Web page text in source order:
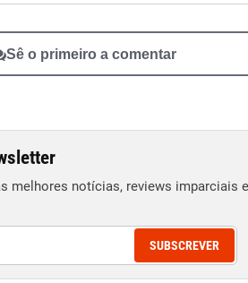
Sê o primeiro a comentar
melhores notícias, reviews imparciais
SUBSCREVER